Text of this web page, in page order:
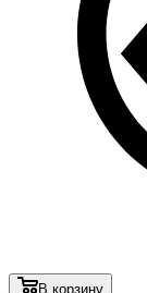
В корзину